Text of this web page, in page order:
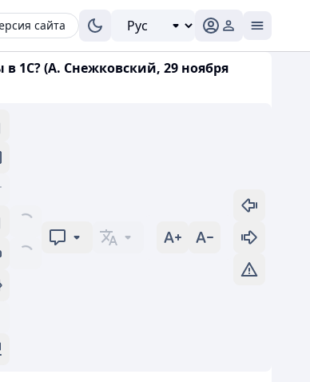
сайта
1С? (А. Снежковский, 29 ноября